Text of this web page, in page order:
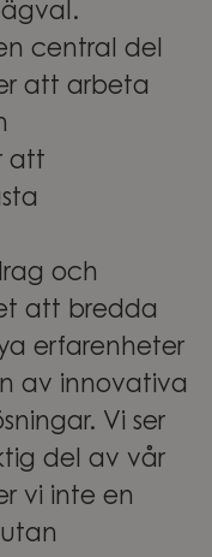
central del
att arbeta
att
och
att bredda
erfarenheter
av innovativa
Vi ser
del av vår
vi inte en